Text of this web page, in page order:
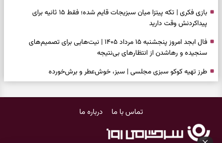
بازی فکری | تکه پیتزا میان سبزیجات قایم شده؛ فقط ۱۵ ثانیه برای
پیداکردنش وقت دارید
فال ابجد امروز پنجشنبه ۱۵ مرداد ۱۴۰۵ | نیت‌هایی برای تصمیم‌های
سنجیده و رهاشدن از انتظارهای بی‌نتیجه
طرز تهیه کوکو سبزی مجلسی | سبز، خوش‌عطر و برش‌خورده
باارزش‌ترین چیز زندگی‌تان را نشان می‌دهد
تماس با ما درباره ما